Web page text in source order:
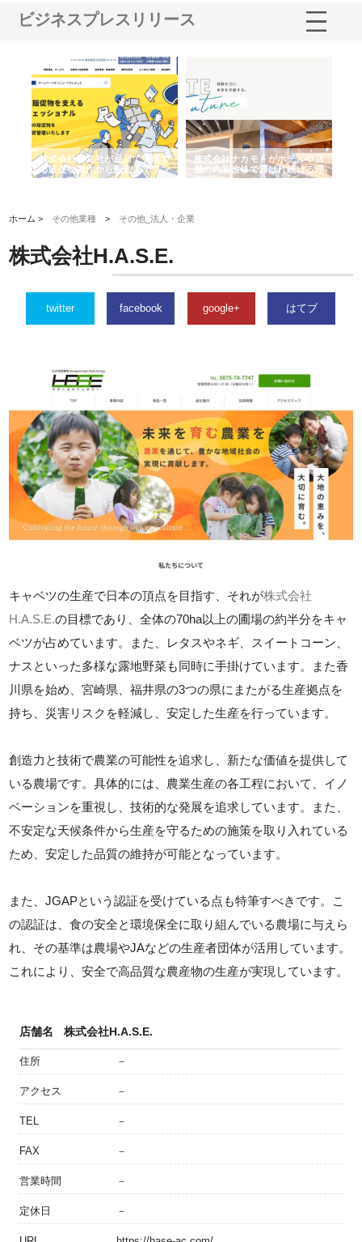
ビジネスプレスリリース
株式会社耕文社が品川で実現す
る販促物製作から配送までワン
ストップ対応
株式会社ナカモトがホテルや店
舗の内装改修で選ばれ続ける理
由
ホーム > その他業種 > その他_法人・企業
株式会社H.A.S.E.
twitter facebook google+ はてブ
キャベツの生産で日本の頂点を目指す、それが株式会社
H.A.S.E.の目標であり、全体の70ha以上の圃場の約半分をキャ
ベツが占めています。また、レタスやネギ、スイートコーン、
ナスといった多様な露地野菜も同時に手掛けています。また香
川県を始め、宮崎県、福井県の3つの県にまたがる生産拠点を
持ち、災害リスクを軽減し、安定した生産を行っています。
創造力と技術で農業の可能性を追求し、新たな価値を提供して
いる農場です。具体的には、農業生産の各工程において、イノ
ベーションを重視し、技術的な発展を追求しています。また、
不安定な天候条件から生産を守るための施策を取り入れている
ため、安定した品質の維持が可能となっています。
また、JGAPという認証を受けている点も特筆すべきです。こ
の認証は、食の安全と環境保全に取り組んでいる農場に与えら
れ、その基準は農場やJAなどの生産者団体が活用しています。
これにより、安全で高品質な農産物の生産が実現しています。
店舗名 株式会社H.A.S.E.
住所 －
アクセス －
TEL －
FAX －
営業時間 －
定休日 －